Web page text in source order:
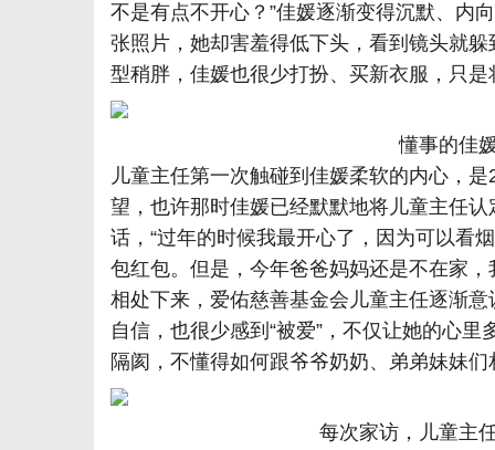
不是有点不开心？”佳媛逐渐变得沉默、内
张照片，她却害羞得低下头，看到镜头就
型稍胖，佳媛也很少打扮、买新衣服，只
懂事的佳
儿童主任第一次触碰到佳媛柔软的内心，
望，也许那时佳媛已经默默地将儿童主任
话，“过年的时候我最开心了，因为可以看
包红包。但是，今年爸爸妈妈还是不在家
相处下来，爱佑慈善基金会儿童主任逐渐
自信，也很少感到“被爱”，不仅让她的心
隔阂，不懂得如何跟爷爷奶奶、弟弟妹妹们
每次家访，儿童主